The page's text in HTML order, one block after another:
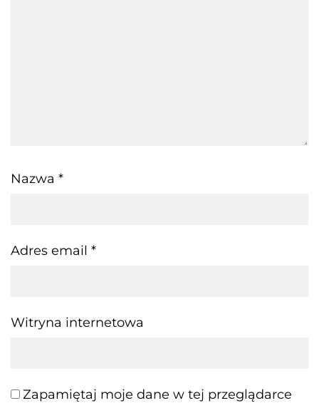
Nazwa *
Adres email *
Witryna internetowa
Zapamiętaj moje dane w tej przeglądarce